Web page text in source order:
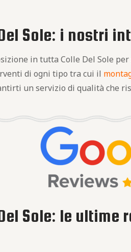
Sole: i nostri
in tutta Colle Del Sole
di ogni tipo tra cui il
un servizio di qualità che
Sole: le